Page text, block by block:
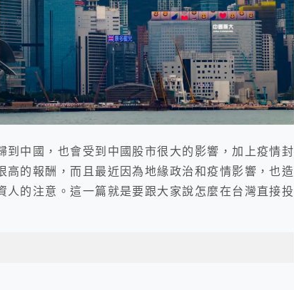
中國，也會受到中國股市很大的影響，加上疫情封
的報酬，而且最近因為地緣政治和疫情影響，也造
的注意。這一篇就是要跟大家說怎麼在台灣直接投